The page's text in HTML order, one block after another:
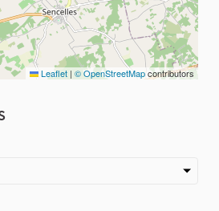
Leaflet | © OpenStreetMapcontributors